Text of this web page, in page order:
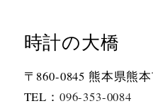
時計の大橋
〒860-0845 熊本県熊
TEL： 096-353-0084